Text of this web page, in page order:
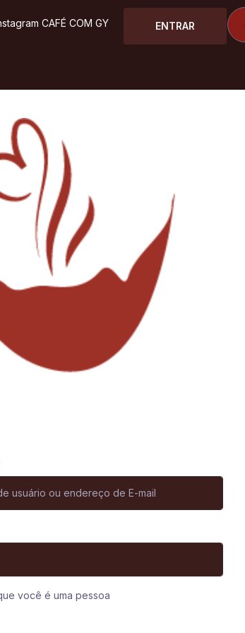
CAFÉ COM GY ENTRAR
você é uma pessoa